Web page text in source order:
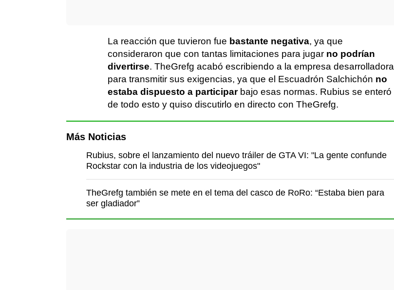
La reacción que tuvieron fue bastante negativa, ya que
consideraron que con tantas limitaciones para jugar no podrían
divertirse. TheGrefg acabó escribiendo a la empresa desarrolladora
para transmitir sus exigencias, ya que el Escuadrón Salchichón no
estaba dispuesto a participar bajo esas normas. Rubius se enteró
de todo esto y quiso discutirlo en directo con TheGrefg.
Más Noticias
Rubius, sobre el lanzamiento del nuevo tráiler de GTA VI: "La gente confunde
Rockstar con la industria de los videojuegos"
TheGrefg también se mete en el tema del casco de RoRo: “Estaba bien para
ser gladiador”